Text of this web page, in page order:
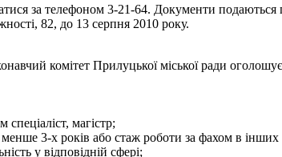
за телефоном 3-21-64. Документи подаються
82, до 13 серпня 2010 року.
комітет Прилуцької міської ради
магістр;
3-х років або стаж роботи за фахом в
у відповідній сфері;